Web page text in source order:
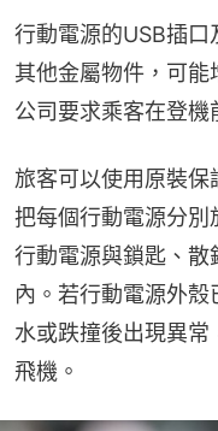
行動電源的USB插
其他金屬物件，可
公司要求乘客在登機
旅客可以使用原裝
把每個行動電源分
行動電源與鎖匙、散
內。若行動電源外
水或跌撞後出現異
飛機。